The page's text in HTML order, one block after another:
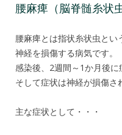
腰麻痺（脳脊髄糸状
腰麻痺とは指状糸状虫とい
神経を損傷する病気です。
感染後、2週間～1か月後に
そして症状は神経が損傷さ
主な症状として・・・